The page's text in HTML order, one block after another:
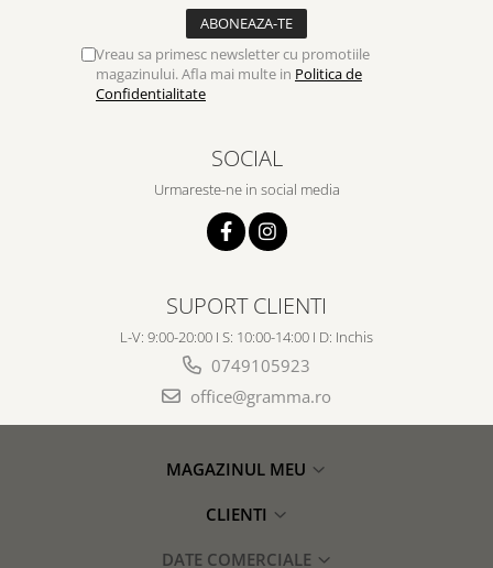
Vreau sa primesc newsletter cu promotiile
magazinului. Afla mai multe in Politica de
Confidentialitate
SOCIAL
Urmareste-ne in social media
SUPORT CLIENTI
L-V: 9:00-20:00 I S: 10:00-14:00 I D: Inchis
0749105923
office@gramma.ro
MAGAZINUL MEU
CLIENTI
DATE COMERCIALE